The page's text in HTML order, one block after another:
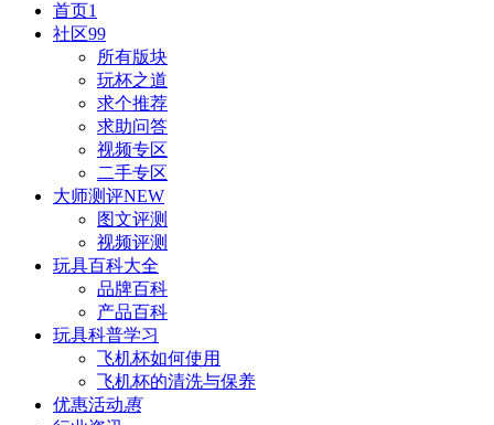
首页1
社区99
所有版块
玩杯之道
求个推荐
求助问答
视频专区
二手专区
大师测评NEW
图文评测
视频评测
玩具百科大全
品牌百科
产品百科
玩具科普学习
飞机杯如何使用
飞机杯的清洗与保养
优惠活动惠